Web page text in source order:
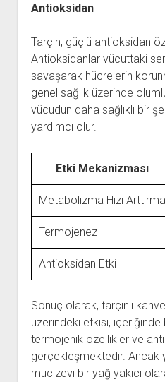
Antioksidan
Tarçın, güçlü antioksidan
Antioksidanlar vücuttaki
savaşarak hücrelerin
genel sağlık üzerinde
vücudun daha sağlıklı bir
yardımcı olur.
Etki Mekanizması
Metabolizma Hızı Arttırma
Termojenez
Antioksidan Etki
Sonuç olarak, tarçınlı
üzerindeki etkisi, içeriğinde
termojenik özellikler ve
gerçekleşmektedir. Ancak
mucizevi bir yağ yakıcı